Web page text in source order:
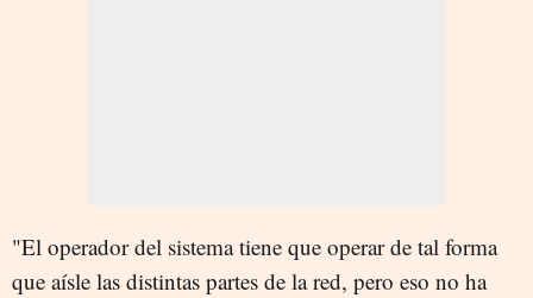
"El operador del sistema tiene que operar de tal forma
que aísle las distintas partes de la red, pero eso no ha